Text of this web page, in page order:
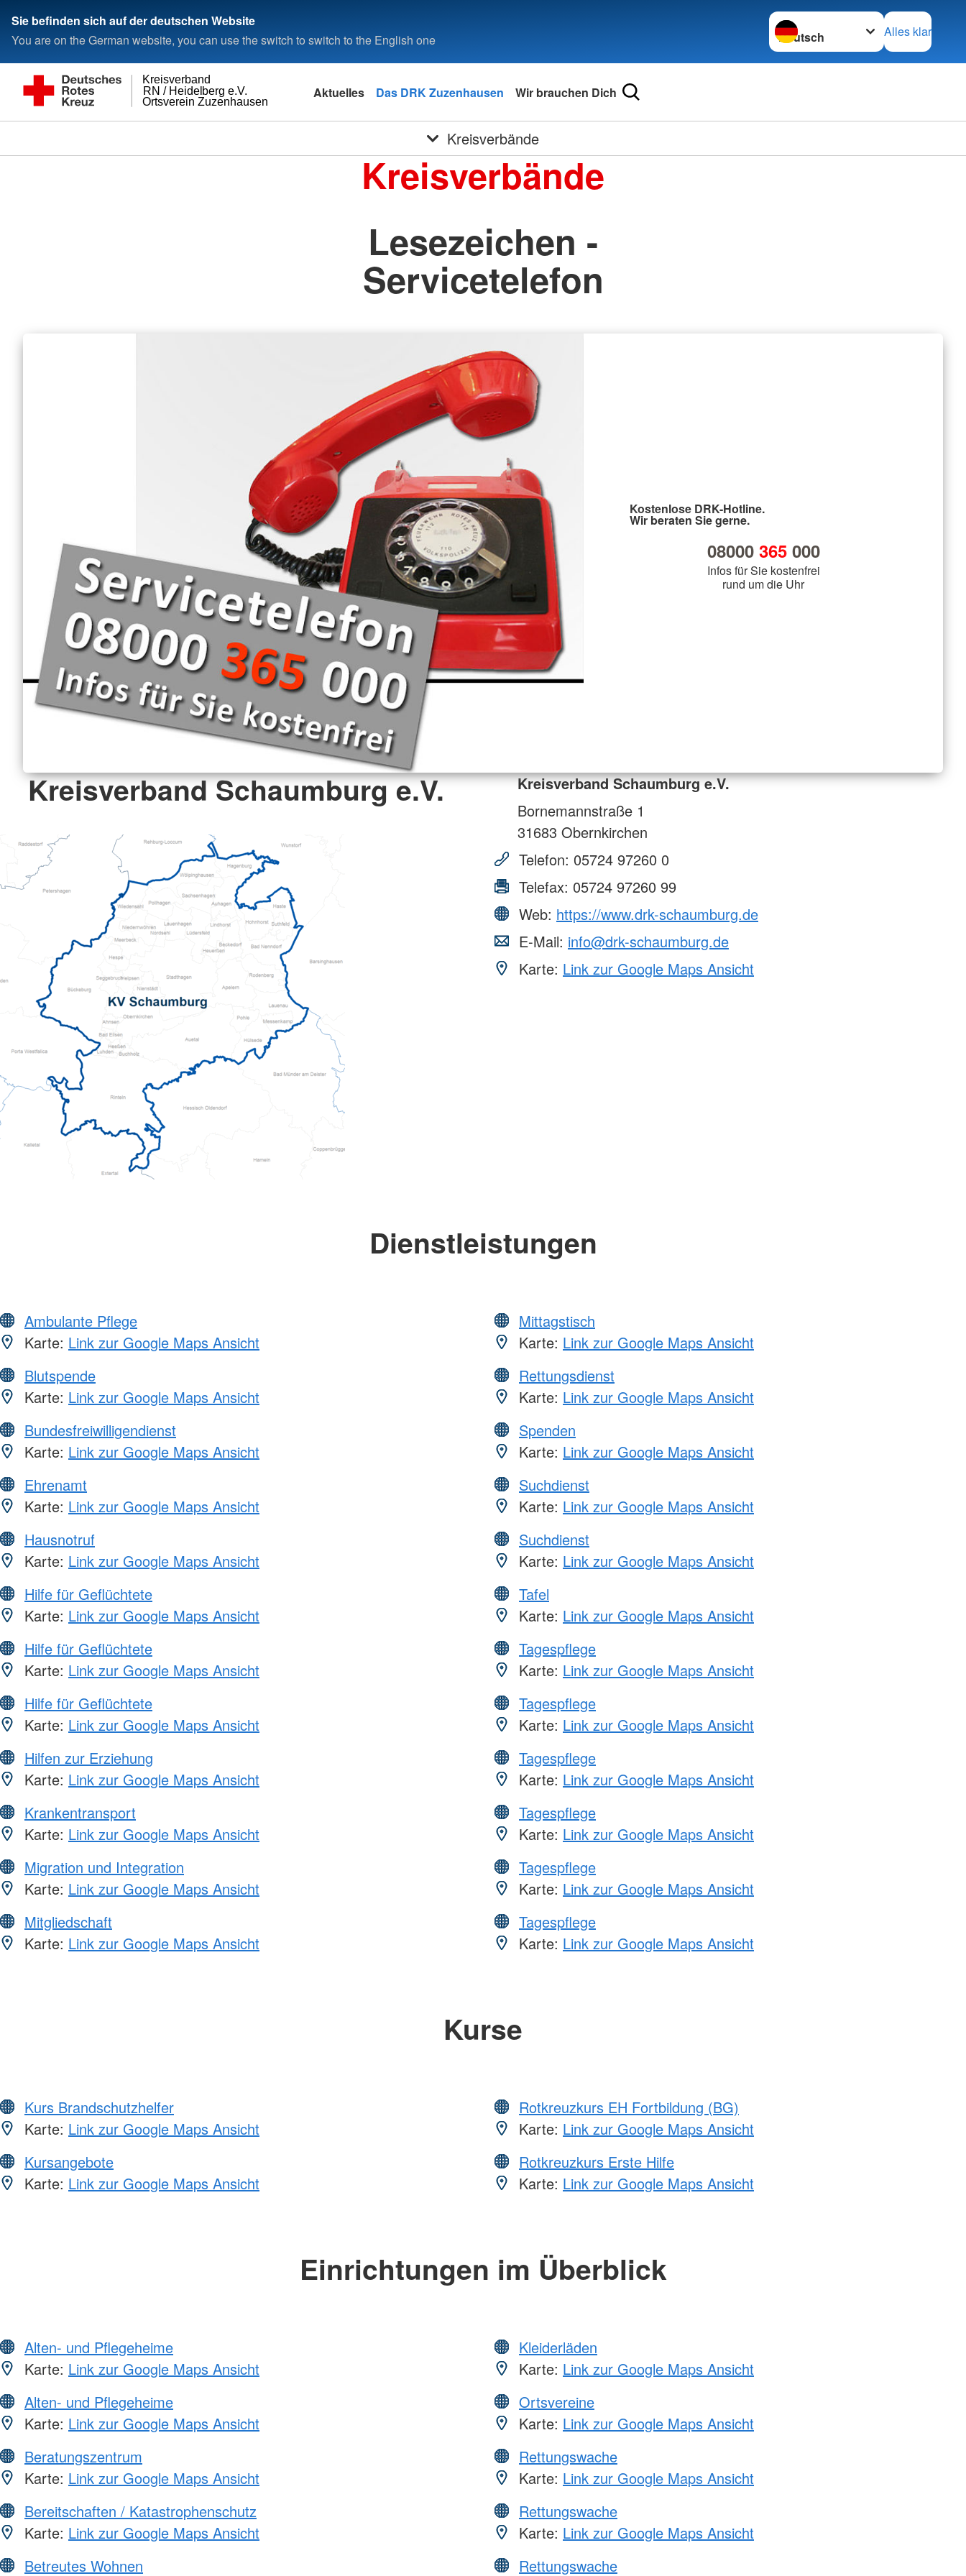
Sie befinden sich auf der deutschen Website
You are on the German website, you can use the switch to switch to the English one
Sprache wechseln zu
Alles klar
Ortsverein Zuzenhausen
RN / Heidelberg e.V.
Kreisverband
Aktuelles Das DRK Zuzenhausen Wir brauchen Dich
Kreisverbände
Kreisverbände
Lesezeichen -
Servicetelefon
Kostenlose DRK-Hotline.
Wir beraten Sie gerne.
08000 365000
Infos für Sie kostenfrei
rund um die Uhr
Kreisverband Schaumburg e.V.
Kreisverband Schaumburg e.V.
Bornemannstraße 1
31683 Obernkirchen
Telefon: 05724 97260 0
Telefax: 05724 97260 99
Web: https://www.drk-schaumburg.de
E-Mail: info@drk-schaumburg.de
Karte: Link zur Google Maps Ansicht
Dienstleistungen
Ambulante Pflege
Karte: Link zur Google Maps Ansicht
Blutspende
Karte: Link zur Google Maps Ansicht
Bundesfreiwilligendienst
Karte: Link zur Google Maps Ansicht
Ehrenamt
Karte: Link zur Google Maps Ansicht
Hausnotruf
Karte: Link zur Google Maps Ansicht
Hilfe für Geflüchtete
Karte: Link zur Google Maps Ansicht
Hilfe für Geflüchtete
Karte: Link zur Google Maps Ansicht
Hilfe für Geflüchtete
Karte: Link zur Google Maps Ansicht
Hilfen zur Erziehung
Karte: Link zur Google Maps Ansicht
Krankentransport
Karte: Link zur Google Maps Ansicht
Migration und Integration
Karte: Link zur Google Maps Ansicht
Mitgliedschaft
Karte: Link zur Google Maps Ansicht
Mittagstisch
Karte: Link zur Google Maps Ansicht
Rettungsdienst
Karte: Link zur Google Maps Ansicht
Spenden
Karte: Link zur Google Maps Ansicht
Suchdienst
Karte: Link zur Google Maps Ansicht
Suchdienst
Karte: Link zur Google Maps Ansicht
Tafel
Karte: Link zur Google Maps Ansicht
Tagespflege
Karte: Link zur Google Maps Ansicht
Tagespflege
Karte: Link zur Google Maps Ansicht
Tagespflege
Karte: Link zur Google Maps Ansicht
Tagespflege
Karte: Link zur Google Maps Ansicht
Tagespflege
Karte: Link zur Google Maps Ansicht
Tagespflege
Karte: Link zur Google Maps Ansicht
Kurse
Kurs Brandschutzhelfer
Karte: Link zur Google Maps Ansicht
Kursangebote
Karte: Link zur Google Maps Ansicht
Rotkreuzkurs EH Fortbildung (BG)
Karte: Link zur Google Maps Ansicht
Rotkreuzkurs Erste Hilfe
Karte: Link zur Google Maps Ansicht
Einrichtungen im Überblick
Alten- und Pflegeheime
Karte: Link zur Google Maps Ansicht
Alten- und Pflegeheime
Karte: Link zur Google Maps Ansicht
Beratungszentrum
Karte: Link zur Google Maps Ansicht
Bereitschaften / Katastrophenschutz
Karte: Link zur Google Maps Ansicht
Betreutes Wohnen
Kleiderläden
Karte: Link zur Google Maps Ansicht
Ortsvereine
Karte: Link zur Google Maps Ansicht
Rettungswache
Karte: Link zur Google Maps Ansicht
Rettungswache
Karte: Link zur Google Maps Ansicht
Rettungswache